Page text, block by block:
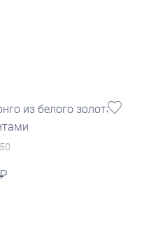
из белого золота с